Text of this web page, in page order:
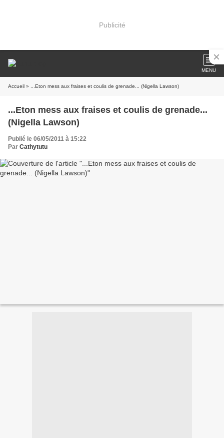
Publicité
MENU
Accueil » ...Eton mess aux fraises et coulis de grenade... (Nigella Lawson)
...Eton mess aux fraises et coulis de grenade...
(Nigella Lawson)
Publié le 06/05/2011 à 15:22
Par Cathytutu